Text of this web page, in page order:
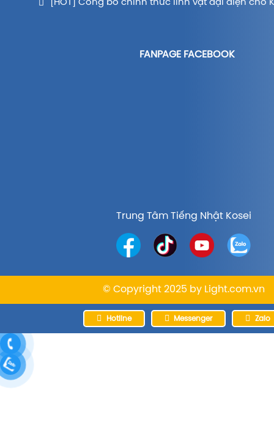
[HOT] Công bố chính thức linh vật đại diện cho
FANPAGE FACEBOOK
Trung Tâm Tiếng Nhật Kosei
© Copyright 2025 by Light.com.vn
Hotline Messenger Zalo